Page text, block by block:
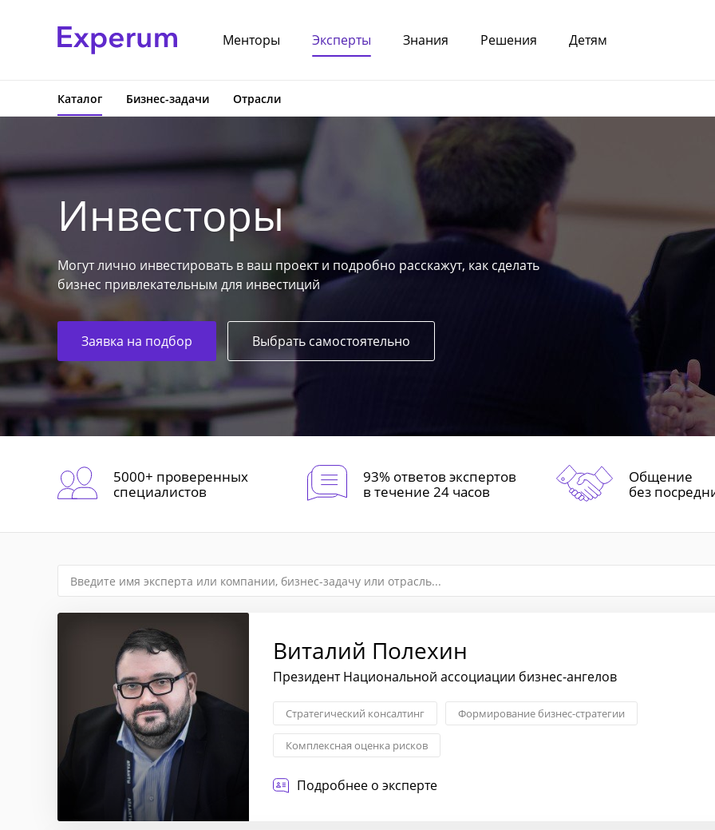
Менторы Эксперты Знания Решения Детям
Каталог Бизнес-задачи Отрасли
Инвесторы
Могут лично инвестировать в ваш проект и подробно расскажут, как сделать
бизнес привлекательным для инвестиций
Заявка на подбор Выбрать самостоятельно
5000+ проверенных
специалистов
93% ответов экспертов
в течение 24 часов
Общение
без
Виталий Полехин
Президент Национальной ассоциации бизнес-ангелов
Стратегический консалтинг Формирование бизнес-стратегии
Комплексная оценка рисков
Подробнее о эксперте